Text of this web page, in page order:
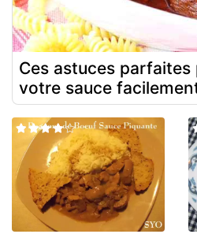
Ces astuces parfaites
votre sauce